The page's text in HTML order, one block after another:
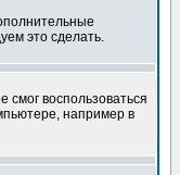
это сделать.
смог воспользоваться
например в